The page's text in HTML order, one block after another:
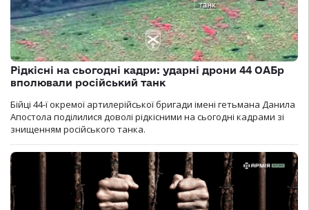
Рідкісні на сьогодні кадри: ударні дрони 44 ОАБр
вполювали російський танк
Бійці 44-ї окремої артилерійської бригади імені гетьмана Данила
Апостола поділилися доволі рідкісними на сьогодні кадрами зі
знищенням російського танка.